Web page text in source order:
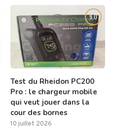
9.0
Test du Rheidon PC200
Pro : le chargeur mobile
qui veut jouer dans la
cour des bornes
10 juillet 2026